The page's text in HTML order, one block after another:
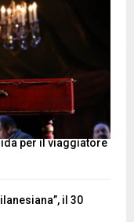
per il viaggiatore
il 30